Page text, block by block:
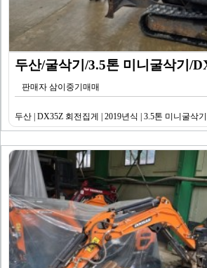
판매자 삼이중기매매
두산 | DX35Z 회전집게 | 2019년식 | 3.5톤 미니굴삭기